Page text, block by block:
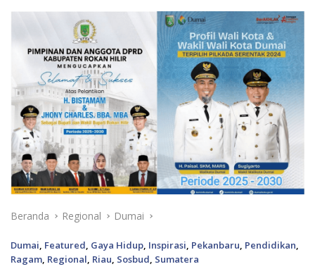
Beranda Regional Dumai
Dumai Featured Gaya Hidup Inspirasi Pekanbaru Pendidikan
Ragam Regional Riau Sosbud Sumatera